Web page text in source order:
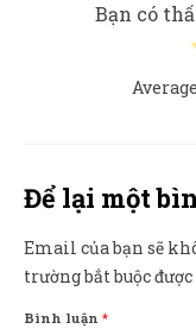
Bạn có
Để lại một
Email của bạn sẽ
trường bắt buộc
Bình luận *